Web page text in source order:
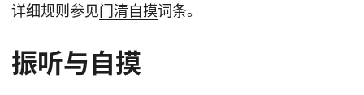
详细规则参见门清自摸词条。
振听与自摸